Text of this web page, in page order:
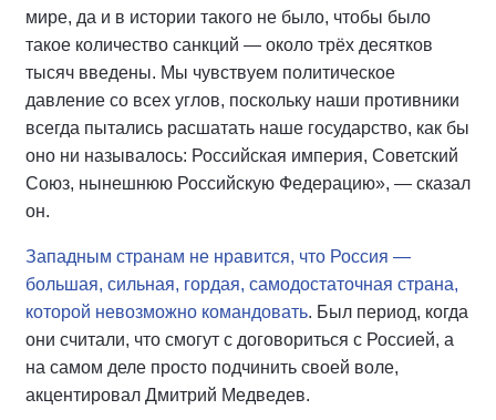
мире, да и в истории такого не было, чтобы было
такое количество санкций — около трёх десятков
тысяч введены. Мы чувствуем политическое
давление со всех углов, поскольку наши противники
всегда пытались расшатать наше государство, как бы
оно ни называлось: Российская империя, Советский
Союз, нынешнюю Российскую Федерацию», — сказал
он.
Западным странам не нравится, что Россия —
большая, сильная, гордая, самодостаточная страна,
которой невозможно командовать. Был период, когда
они считали, что смогут с договориться с Россией, а
на самом деле просто подчинить своей воле,
акцентировал Дмитрий Медведев.